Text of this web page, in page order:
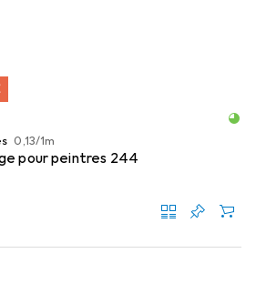
EUR
0,13/1m
pour peintres 244